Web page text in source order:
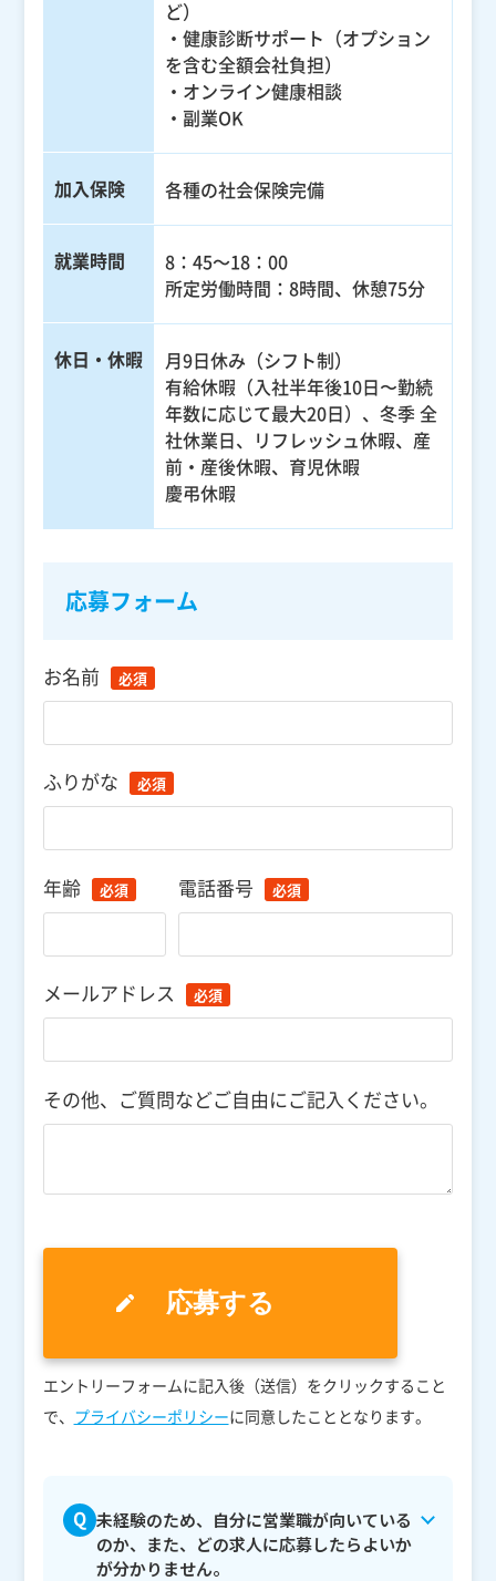
ど）
・健康診断サポート（オプション
を含む全額会社負担）
・オンライン健康相談
・副業OK
加入保険 各種の社会保険完備
就業時間
8：45～18：00
所定労働時間：8時間、休憩75分
休日・休暇
月9日休み（シフト制）
有給休暇（入社半年後10日〜勤続
年数に応じて最大20日）、冬季 全
社休業日、リフレッシュ休暇、産
前・産後休暇、育児休暇
慶弔休暇
応募フォーム
お名前 必須
ふりがな 必須
年齢 必須 電話番号 必須
メールアドレス 必須
その他、ご質問などご自由にご記入ください。
エントリーフォームに記入後（送信）をクリックすること
で、 プライバシーポリシーに同意したこととなります。
未経験のため、自分に営業職が向いている
のか、また、どの求人に応募したらよいか
が分かりません。